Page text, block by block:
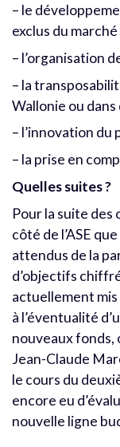
– le
exclus du marché
– l’organisation
– la
Wallonie ou dans
– l’innovation du
– la prise en
Quelles suites ?
Pour la suite
côté de l’ASE
attendus de la
d’objectifs
actuellement
à l’éventualité
nouveaux fonds,
Jean-Claude
le cours du
encore eu
nouvelle ligne